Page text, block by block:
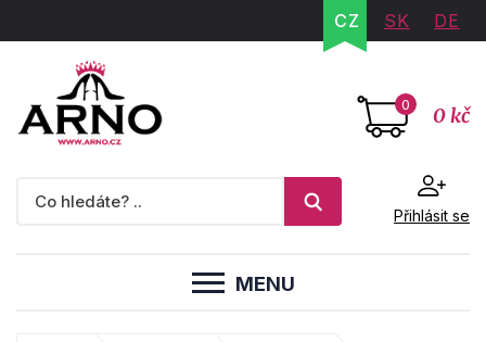
CZ SK DE
0 0 kč
Přihlásit se
MENU